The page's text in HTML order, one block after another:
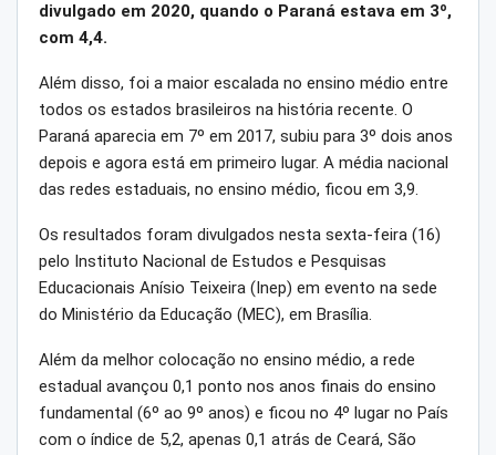
divulgado em 2020, quando o Paraná estava em 3º,
com 4,4.
Além disso, foi a maior escalada no ensino médio entre
todos os estados brasileiros na história recente. O
Paraná aparecia em 7º em 2017, subiu para 3º dois anos
depois e agora está em primeiro lugar. A média nacional
das redes estaduais, no ensino médio, ficou em 3,9.
Os resultados foram divulgados nesta sexta-feira (16)
pelo Instituto Nacional de Estudos e Pesquisas
Educacionais Anísio Teixeira (Inep) em evento na sede
do Ministério da Educação (MEC), em Brasília.
Além da melhor colocação no ensino médio, a rede
estadual avançou 0,1 ponto nos anos finais do ensino
fundamental (6º ao 9º anos) e ficou no 4º lugar no País
com o índice de 5,2, apenas 0,1 atrás de Ceará, São